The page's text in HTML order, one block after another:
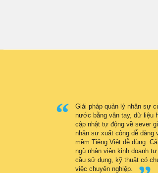
Giái pháp quản lý nhân sự
nước bằng vân tay, dữ liệu
cập nhật tự động về sever
nhân sự xuất công dễ dàng
mềm Tiếng Việt dễ dùng.
ngũ nhân viên kinh doanh
cầu sử dụng, kỹ thuật có
việc chuyên nghiệp.